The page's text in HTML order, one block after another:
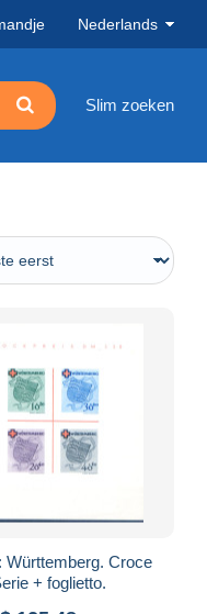
Nederlands
Slim zoeken
Württemberg. Croce
+ foglietto.